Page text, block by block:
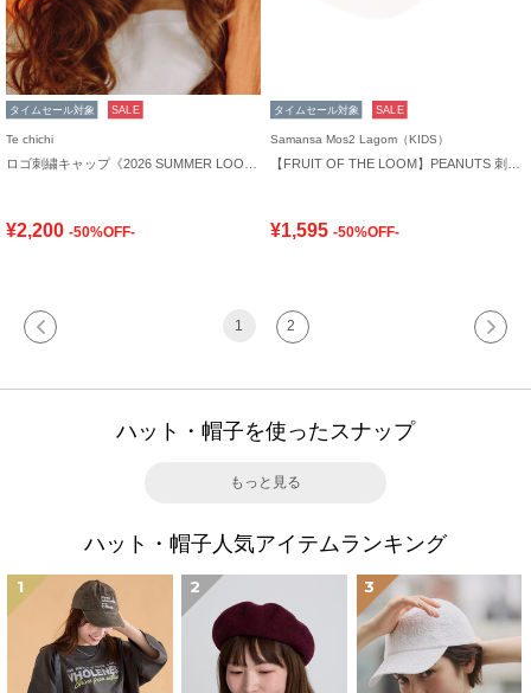
タイムセール対象 SALE
Te chichi
¥2,200 -50%OFF-
タイムセール対象 SALE
Samansa Mos2 Lagom（KIDS）
¥1,595 -50%OFF-
1 2
ハット・帽子を使ったスナップ
もっと見る
ハット・帽子人気アイテムランキング
1 2 3